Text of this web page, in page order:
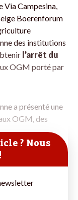
Via Campesina,
Boerenforum
des institutions
l’arrêt du
OGM porté par
a présenté une
OGM, des
? Nous